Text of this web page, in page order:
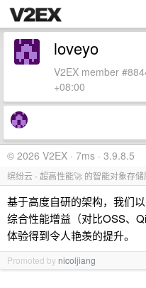
loveyo
V2EX member
+08:00
© 2026 V2EX · 7ms · 3.9.8.5
缤纷云 - 超高性能🚀 的智能对象存储
基于高度自研的架构，我们
综合性能增益（对比OSS、
体验得到令人艳羡的提升。
Promoted by nicoljiang